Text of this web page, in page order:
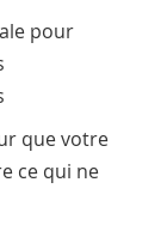
pour
que votre
ce qui ne